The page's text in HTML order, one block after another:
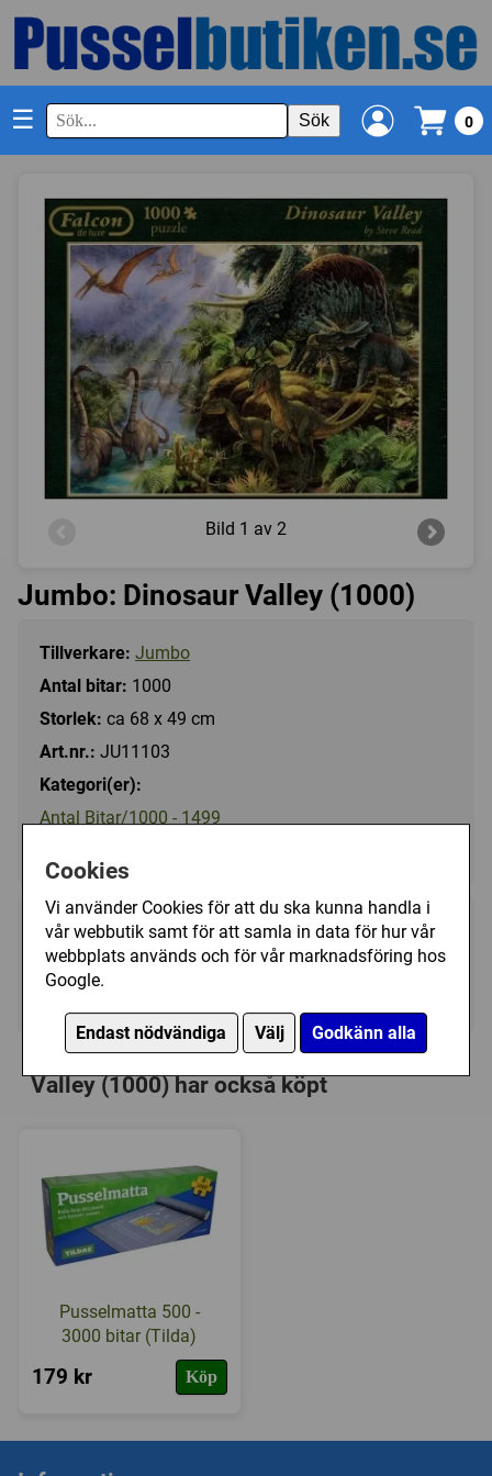
Cookies
Vi använder Cookies för att du ska kunna handla i
vår webbutik samt för att samla in data för hur vår
webbplats används och för vår marknadsföring hos
Google.
Endast nödvändiga Välj Godkänn alla
☰ Sök 0
Bild 1 av 2
Jumbo: Dinosaur Valley (1000)
Tillverkare: Jumbo
Antal bitar: 1000
Storlek: ca 68 x 49 cm
Art.nr.: JU11103
Kategori(er):
Antal Bitar/1000 - 1499
149 kr Utgått
Personer som har köpt Jumbo: Dinosaur
Valley (1000) har också köpt
Pusselmatta 500 -
3000 bitar (Tilda)
179 kr Köp